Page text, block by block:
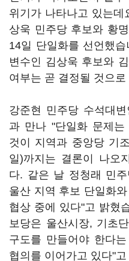
위기가 나타나고 있는데
상욱 민주당 후보와 황
14일 단일화를 선언했
변수인 김상욱 후보와
여부는 곧 결정될 것으로
강준현 민주당 수석대
과 만나 "단일화 문제
것이 지역과 중앙당 기
일)까지는 결론이 나오
다. 같은 날 정청래 민
울산 지역 후보 단일화
협상 중에 있다"고 밝혔
보당은 울산시장, 기초
구도를 만들어야 한다
협의를 이어가고 있다"